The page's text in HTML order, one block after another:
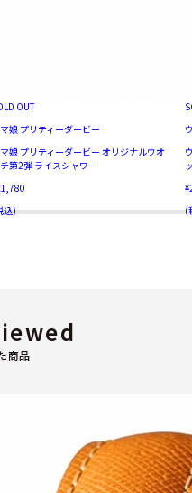
OUT
娘 プリティーダービー
娘 プリティーダービー オリジナルウオ
第2弾 ライスシャワー
込)
(
商品